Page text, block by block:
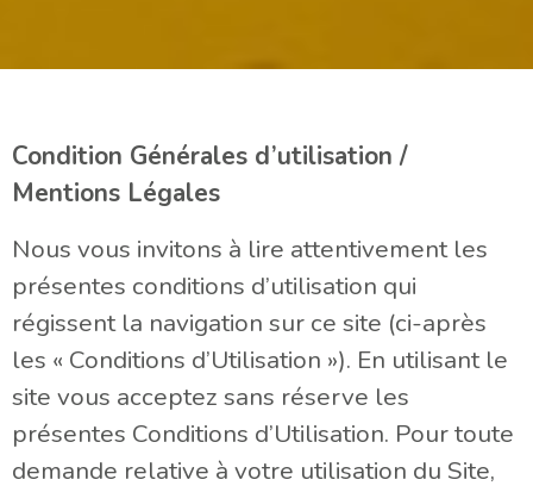
Condition Générales d’utilisation /
Mentions Légales
Nous vous invitons à lire attentivement les
présentes conditions d’utilisation qui
régissent la navigation sur ce site (ci-après
les « Conditions d’Utilisation »). En utilisant le
site vous acceptez sans réserve les
présentes Conditions d’Utilisation. Pour toute
demande relative à votre utilisation du Site,